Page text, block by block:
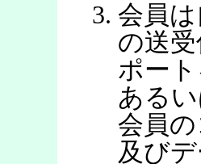
会員
の送
ポー
ある
会員
及び